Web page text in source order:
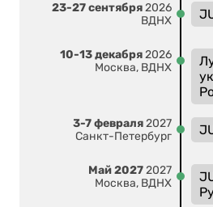
23-27 сентября2026
ВДНХ
10-13 декабря2026
Москва, ВДНХ
3-7 февраля2027
Санкт-Петербург
Май 20272027
Москва, ВДНХ